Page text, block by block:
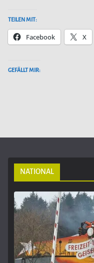
TEILEN MIT:
Facebook X
GEFÄLLT MIR:
NATIONAL